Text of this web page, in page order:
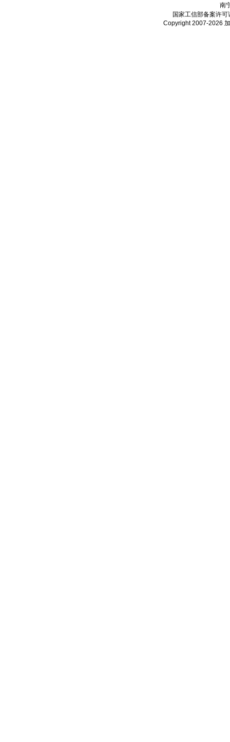
南
国家工信部备案许可
Copyright 2007-2026